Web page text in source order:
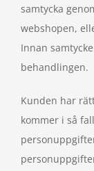
samtycka
webshopen,
Innan
behandlingen.
Kunden har
kommer i så